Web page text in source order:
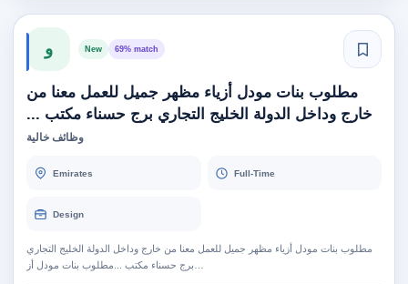
و New 69% match
مطلوب بنات مودل أزياء مظهر جميل للعمل معنا من
خارج وداخل الدولة الخليج التجاري برج حسناء مكتب ...
وظائف خالية
Emirates Full-Time
Design
مطلوب بنات مودل أزياء مظهر جميل للعمل معنا من خارج وداخل الدولة الخليج التجاري